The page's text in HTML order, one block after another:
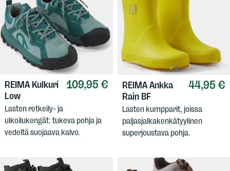
109,95 €
REIMAKulkuri
Low
Lasten retkeily- ja
ulkoilukengät: tukeva pohja ja
vedeltä suojaava kalvo.
44,95 €
REIMAAnkka
Rain BF
Lasten kumpparit, joissa
paljasjalkakenkätyylinen
superjoustava pohja.